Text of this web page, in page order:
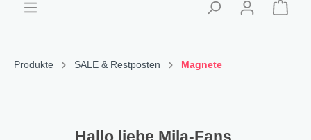
Produkte SALE & Restposten Magnete